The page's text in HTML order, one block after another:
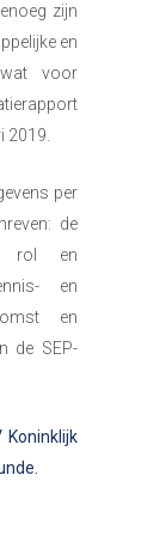
zijn
en
wat voor
2019.
per
de
rol en
en
en
de SEP-
Koninklijk